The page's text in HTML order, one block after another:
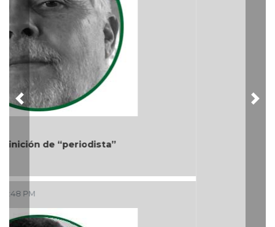
Más cambios en el gobierno de AVA
Ago 05, 2026 / 9:42 AM
Previous